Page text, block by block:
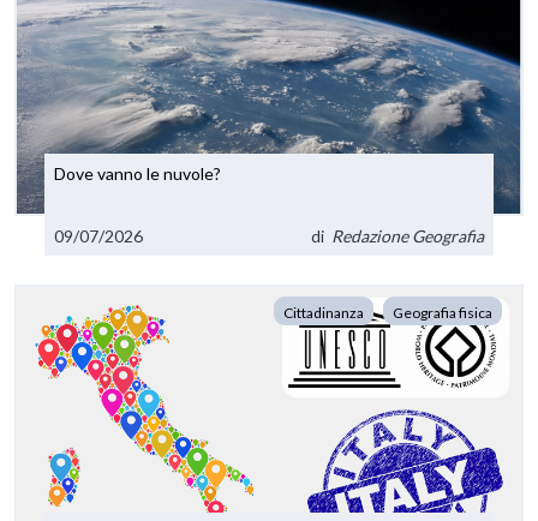
Dove vanno le nuvole?
09/07/2026 di Redazione Geografia
Cittadinanza Geografia fisica